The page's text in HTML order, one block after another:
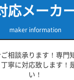
応メーカ
maker information
相談承ります！専門
寧に対応致します！
い！